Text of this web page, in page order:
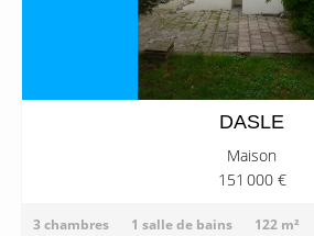
DASLE
Maison
151 000 €
3 chambres 1 salle de bains 122 m²